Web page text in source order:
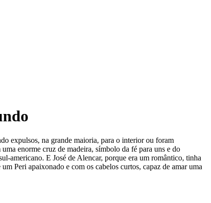
expulsos, na grande maioria, para o interior ou foram
enorme cruz de madeira, símbolo da fé para uns e do
americano. E José de Alencar, porque era um romântico, tinha
Peri apaixonado e com os cabelos curtos, capaz de amar uma